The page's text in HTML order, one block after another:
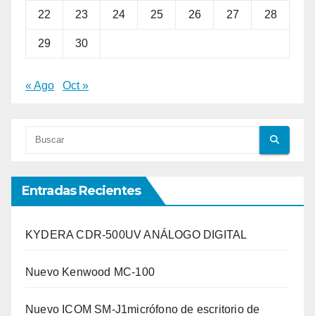
22 23 24 25 26 27 28
29 30
« Ago Oct »
Entradas Recientes
KYDERA CDR-500UV ANÁLOGO DIGITAL
Nuevo Kenwood MC-100
Nuevo ICOM SM-J1micrófono de escritorio de